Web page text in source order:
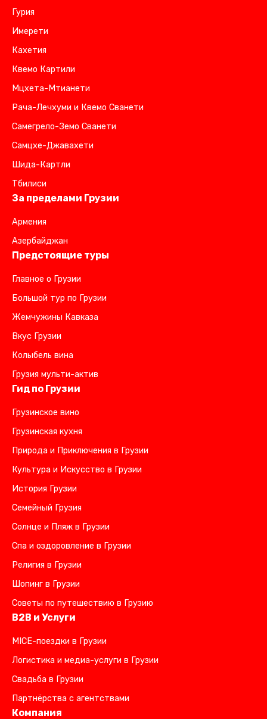
Гурия
Имерети
Кахетия
Квемо Картили
Мцхета-Мтианети
Рача-Лечхуми и Квемо Сванети
Самегрело-Земо Сванети
Самцхе-Джавахети
Шида-Картли
Тбилиси
За пределами Грузии
Армения
Азербайджан
Предстоящие туры
Главное о Грузии
Большой тур по Грузии
Жемчужины Кавказа
Вкус Грузии
Колыбель вина
Грузия мульти-актив
Гид по Грузии
Грузинское вино
Грузинская кухня
Природа и Приключения в Грузии
Культура и Искусство в Грузии
История Грузии
Семейный Грузия
Солнце и Пляж в Грузии
Спа и оздоровление в Грузии
Религия в Грузии
Шопинг в Грузии
Советы по путешествию в Грузию
B2B и Услуги
MICE-поездки в Грузии
Логистика и медиа-услуги в Грузии
Свадьба в Грузии
Партнёрства с агентствами
Компания